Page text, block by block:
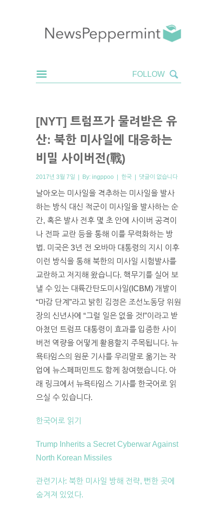
[NYT] 트럼프가 물려받은 유
산: 북한 미사일에 대응하는
비밀 사이버전(戰)
2017년 3월 7일 | By: ingppoo | 한국 | 댓글이 없습니다
날아오는 미사일을 격추하는 미사일을 발사
하는 방식 대신 적군이 미사일을 발사하는 순
간, 혹은 발사 전후 몇 초 안에 사이버 공격이
나 전파 교란 등을 통해 이를 무력화하는 방
법. 미국은 3년 전 오바마 대통령의 지시 이후
이런 방식을 통해 북한의 미사일 시험발사를
교란하고 저지해 왔습니다. 핵무기를 실어 보
낼 수 있는 대륙간탄도미사일(ICBM) 개발이
“마감 단계”라고 밝힌 김정은 조선노동당 위원
장의 신년사에 “그럴 일은 없을 것!”이라고 받
아쳤던 트럼프 대통령이 효과를 입증한 사이
버전 역량을 어떻게 활용할지 주목됩니다. 뉴
욕타임스의 원문 기사를 우리말로 옮기는 작
업에 뉴스페퍼민트도 함께 참여했습니다. 아
래 링크에서 뉴욕타임스 기사를 한국어로 읽
으실 수 있습니다.
한국어로 읽기
Trump Inherits a Secret Cyberwar Against
North Korean Missiles
관련기사: 북한 미사일 방해 전략, 뻔한 곳에
숨겨져 있었다.